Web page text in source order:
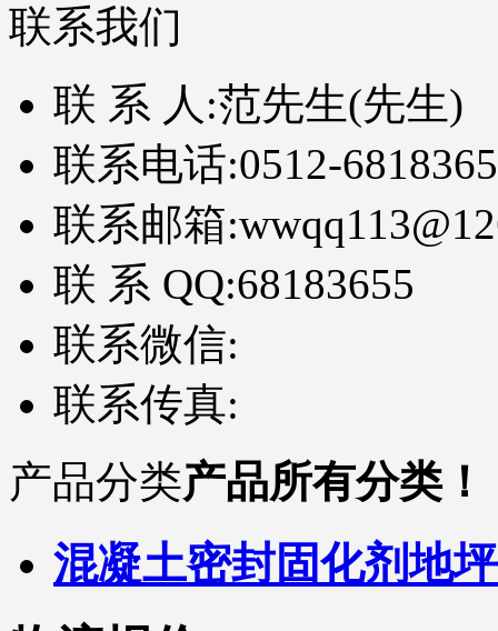
联系我们
联 系 人:范先生(先生)
联系电话:0512-
联系邮箱:
联 系 QQ:68183655
联系微信:
联系传真:
产品分类产品所有分类！
混凝土密封固化剂地坪